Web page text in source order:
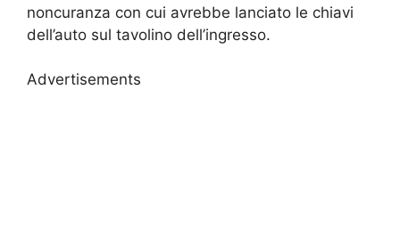
noncuranza con cui avrebbe lanciato le chiavi
dell’auto sul tavolino dell’ingresso.
Advertisements